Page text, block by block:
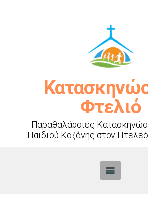
Φτελιό
Παραθαλάσσιες
Παιδιού Κοζάνης στον